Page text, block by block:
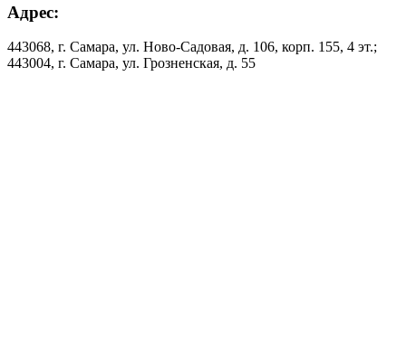
Адрес:
443068, г. Самара, ул. Ново-Садовая, д. 106, корп. 155, 4 эт.;
443004, г. Самара, ул. Грозненская, д. 55